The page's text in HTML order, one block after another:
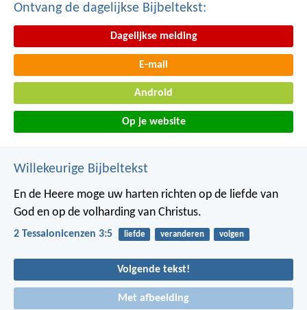
Ontvang de dagelijkse Bijbeltekst:
Dagelijkse melding
E-mail
Android
Op je website
Willekeurige Bijbeltekst
En de Heere moge uw harten richten op de liefde van
God en op de volharding van Christus.
2 Tessalonicenzen 3:5 liefde veranderen volgen
Volgende tekst!
Met afbeelding